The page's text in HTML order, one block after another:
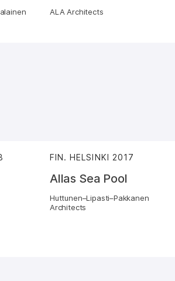
ALA Architects
FIN. HELSINKI 2017
Allas Sea Pool
Huttunen–Lipasti–Pakkanen
Architects